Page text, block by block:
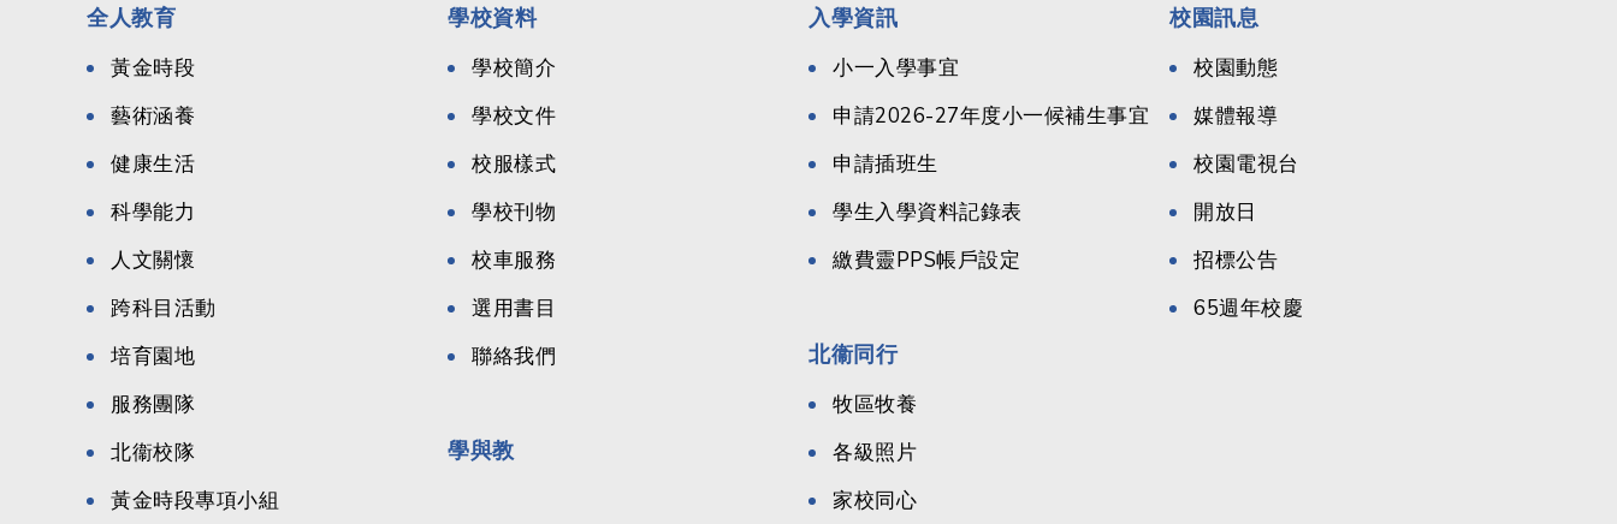
全人教育
黃金時段
藝術涵養
健康生活
科學能力
人文關懷
跨科目活動
培育園地
服務團隊
北衞校隊
黃金時段專項小組
學校資料
學校簡介
學校文件
校服樣式
學校刊物
校車服務
選用書目
聯絡我們
學與教
入學資訊
小一入學事宜
申請2026-27年度小一候補生事宜
申請插班生
學生入學資料記錄表
繳費靈PPS帳戶設定
北衞同行
牧區牧養
各級照片
家校同心
校園訊息
校園動態
媒體報導
校園電視台
開放日
招標公告
65週年校慶